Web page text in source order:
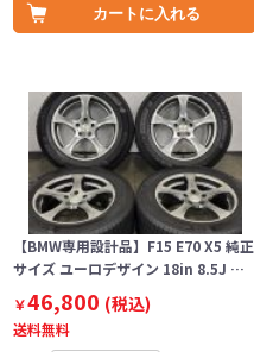
カートに入れる
【BMW専用設計品】F15 E70 X5 純正
サイズ ユーロデザイン 18in 8.5J …
￥46,800 (税込)
送料無料